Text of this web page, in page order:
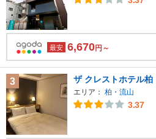
最安 6,670円～
3 ザ クレストホテル柏
エリア： 柏・流山
3.37